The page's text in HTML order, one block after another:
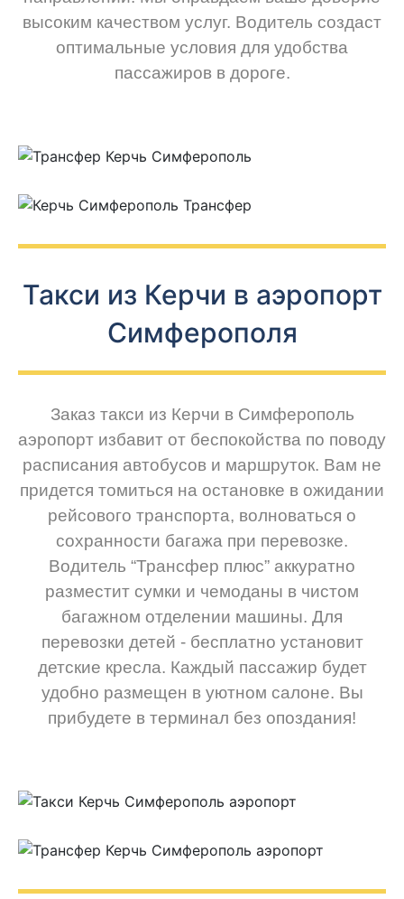
высоким качеством услуг. Водитель создаст
оптимальные условия для удобства
пассажиров в дороге.
Такси из Керчи в аэропорт
Симферополя
Заказ такси из Керчи в Симферополь
аэропорт избавит от беспокойства по поводу
расписания автобусов и маршруток. Вам не
придется томиться на остановке в ожидании
рейсового транспорта, волноваться о
сохранности багажа при перевозке.
Водитель “Трансфер плюс” аккуратно
разместит сумки и чемоданы в чистом
багажном отделении машины. Для
перевозки детей - бесплатно установит
детские кресла. Каждый пассажир будет
удобно размещен в уютном салоне. Вы
прибудете в терминал без опоздания!